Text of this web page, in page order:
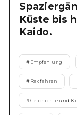
Küste bis
Kaido.
# Empfehlung
# Radfahren
#Geschichte und